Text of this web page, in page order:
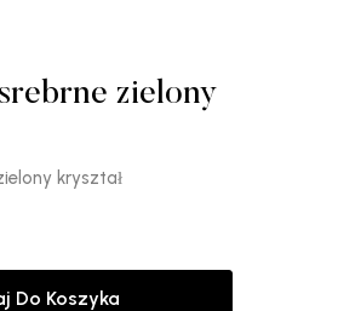
zielony
kryształ
Do Koszyka